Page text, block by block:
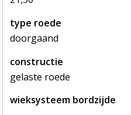
type roede
doorgaand
constructie
gelaste roede
wieksysteem bordzijde